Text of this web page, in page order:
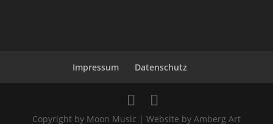
Impressum Datenschutz
Copyright by Moon Music | Website by Amberg Art